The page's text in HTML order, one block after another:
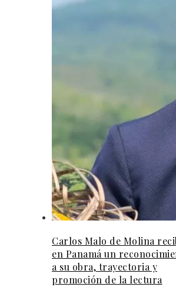
Carlos Malo de Molina
en Panamá un
a su obra, trayectoria y
promoción de la lectura